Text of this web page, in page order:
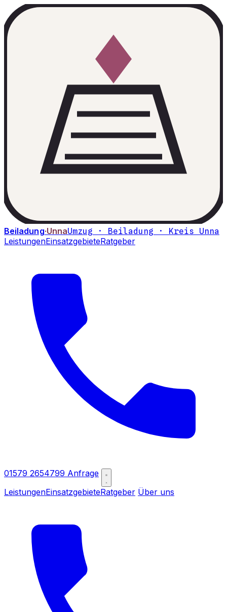
Beiladung·UnnaUmzug · Beiladung · Kreis Unna
LeistungenEinsatzgebieteRatgeber
01579 2654799 Anfrage
LeistungenEinsatzgebieteRatgeber Über uns